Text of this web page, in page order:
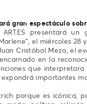
gran espectáculo
ARTES presentará
el miércoles 28
Cristóbal Meza, el
encarnado en la
que interpretara
expondrá importantes
porque es icónica,